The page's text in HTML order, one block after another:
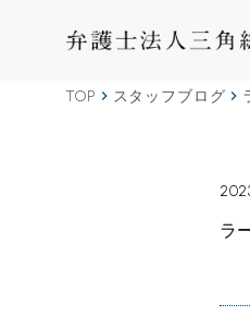
TOP スタッフブログ
ラ